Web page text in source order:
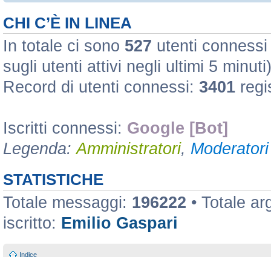
CHI C’È IN LINEA
In totale ci sono 527 utenti
sugli utenti attivi negli ultimi 5 minuti)
Record di utenti connessi: 3401
Iscritti connessi: Google [Bot]
Legenda:Amministratori,
STATISTICHE
Totale messaggi: 196222 • Totale
iscritto: Emilio Gaspari
Indice